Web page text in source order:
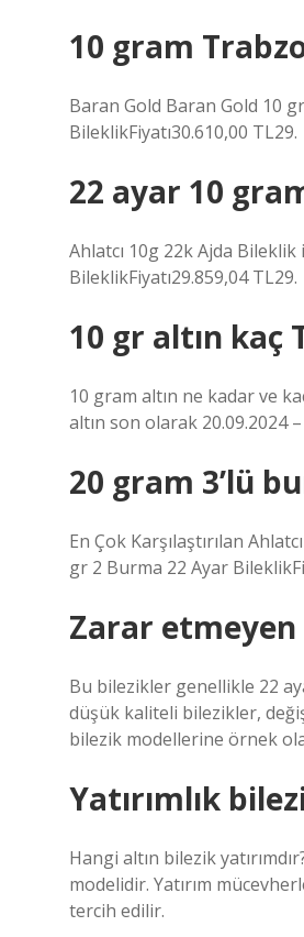
10 gram
Baran Gold Baran Gold 10
BileklikFiyatı30.610,00 TL29.
22 ayar 10
Ahlatcı 10g 22k Ajda Bileklik
BileklikFiyatı29.859,04 TL29.
10 gr altın kaç
10 gram altın ne kadar ve
altın son olarak 20.09.2024
20 gram 3’lü
En Çok Karşılaştırılan
gr 2 Burma 22 Ayar
Zarar
Bu bilezikler genellikle 22
düşük kaliteli bilezikler,
bilezik modellerine örnek
Yatırımlık
Hangi altın bilezik
modelidir. Yatırım
tercih edilir.